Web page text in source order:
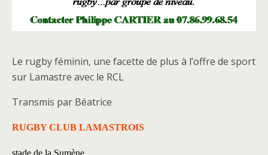
Le rugby féminin, une facette de plus à l’offre de sport
sur Lamastre avec le RCL
Transmis par Béatrice
RUGBY CLUB LAMASTROIS
stade de la Sumène